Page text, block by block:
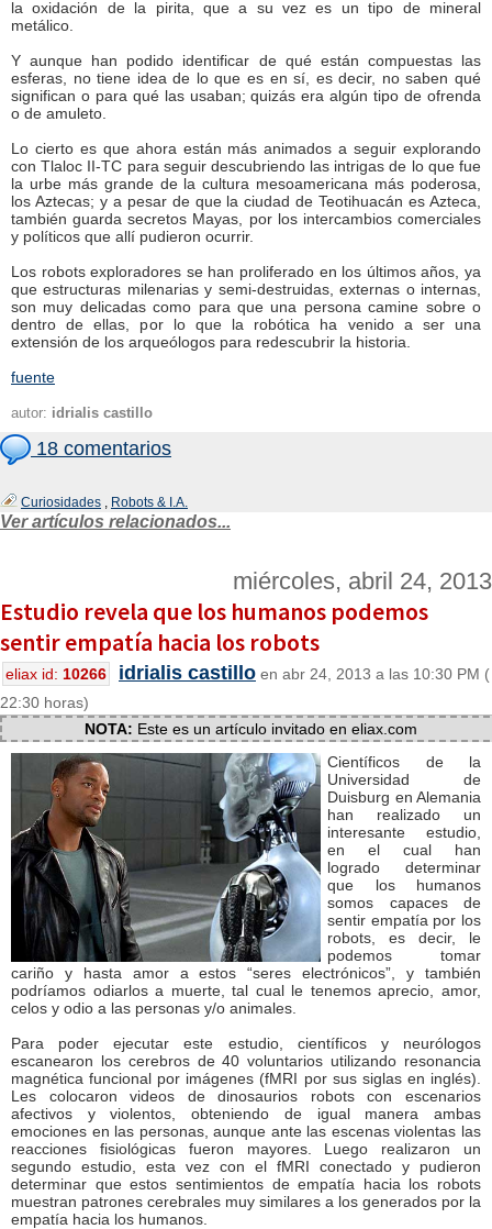
la oxidación de la pirita, que a su vez es un tipo de mineral
metálico.
Y aunque han podido identificar de qué están compuestas las
esferas, no tiene idea de lo que es en sí, es decir, no saben qué
significan o para qué las usaban; quizás era algún tipo de ofrenda
o de amuleto.
Lo cierto es que ahora están más animados a seguir explorando
con Tlaloc II-TC para seguir descubriendo las intrigas de lo que fue
la urbe más grande de la cultura mesoamericana más poderosa,
los Aztecas; y a pesar de que la ciudad de Teotihuacán es Azteca,
también guarda secretos Mayas, por los intercambios comerciales
y políticos que allí pudieron ocurrir.
Los robots exploradores se han proliferado en los últimos años, ya
que estructuras milenarias y semi-destruidas, externas o internas,
son muy delicadas como para que una persona camine sobre o
dentro de ellas, por lo que la robótica ha venido a ser una
extensión de los arqueólogos para redescubrir la historia.
fuente
autor: idrialis castillo
18 comentarios
Curiosidades , Robots & I.A.
Ver artículos relacionados...
miércoles, abril 24, 2013
Estudio revela que los humanos podemos
sentir empatía hacia los robots
eliax id: 10266 idrialis castillo en abr 24, 2013 a las 10:30 PM (
22:30 horas)
NOTA: Este es un artículo invitado en eliax.com
Científicos de la
Universidad de
Duisburg en Alemania
han realizado un
interesante estudio,
en el cual han
logrado determinar
que los humanos
somos capaces de
sentir empatía por los
robots, es decir, le
podemos tomar
cariño y hasta amor a estos “seres electrónicos”, y también
podríamos odiarlos a muerte, tal cual le tenemos aprecio, amor,
celos y odio a las personas y/o animales.
Para poder ejecutar este estudio, científicos y neurólogos
escanearon los cerebros de 40 voluntarios utilizando resonancia
magnética funcional por imágenes (fMRI por sus siglas en inglés).
Les colocaron videos de dinosaurios robots con escenarios
afectivos y violentos, obteniendo de igual manera ambas
emociones en las personas, aunque ante las escenas violentas las
reacciones fisiológicas fueron mayores. Luego realizaron un
segundo estudio, esta vez con el fMRI conectado y pudieron
determinar que estos sentimientos de empatía hacia los robots
muestran patrones cerebrales muy similares a los generados por la
empatía hacia los humanos.